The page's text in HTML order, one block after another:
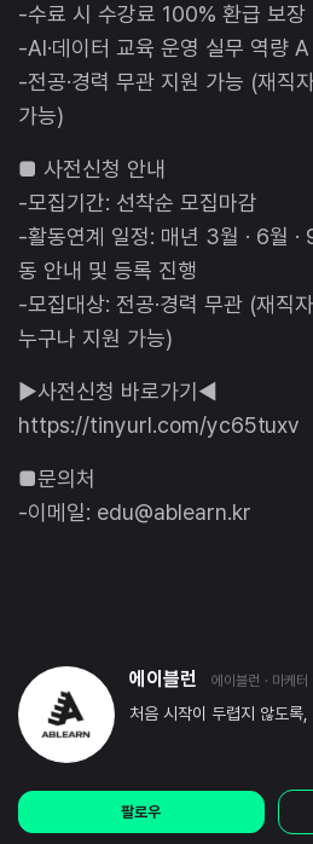
-수료 시 수강료 100% 환급 보장
-AI·데이터 교육 운영 실무 역량
-전공·경력 무관 지원 가능 (재직
가능)
■ 사전신청 안내
-모집기간: 선착순 모집마감
-활동연계 일정: 매년 3월 · 6월 ·
동 안내 및 등록 진행
-모집대상: 전공·경력 무관 (재직
누구나 지원 가능)
▶사전신청 바로가기◀
https://tinyurl.com/yc65tuxv
■문의처
-이메일: edu@ablearn.kr
에이블런 에이블런 · 마케터
처음 시작이 두렵지 않도록
팔로우